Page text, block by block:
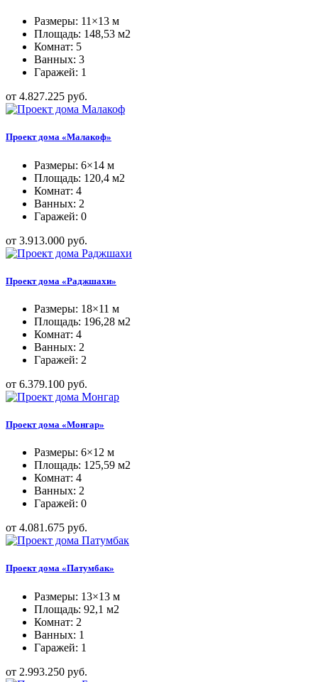
Размеры: 11×13 м
Площадь: 148,53 м2
Комнат: 5
Ванных: 3
Гаражей: 1
от 4.827.225 руб.
Проект дома «Малакоф»
Размеры: 6×14 м
Площадь: 120,4 м2
Комнат: 4
Ванных: 2
Гаражей: 0
от 3.913.000 руб.
Проект дома «Раджшахи»
Размеры: 18×11 м
Площадь: 196,28 м2
Комнат: 4
Ванных: 2
Гаражей: 2
от 6.379.100 руб.
Проект дома «Монгар»
Размеры: 6×12 м
Площадь: 125,59 м2
Комнат: 4
Ванных: 2
Гаражей: 0
от 4.081.675 руб.
Проект дома «Патумбак»
Размеры: 13×13 м
Площадь: 92,1 м2
Комнат: 2
Ванных: 1
Гаражей: 1
от 2.993.250 руб.